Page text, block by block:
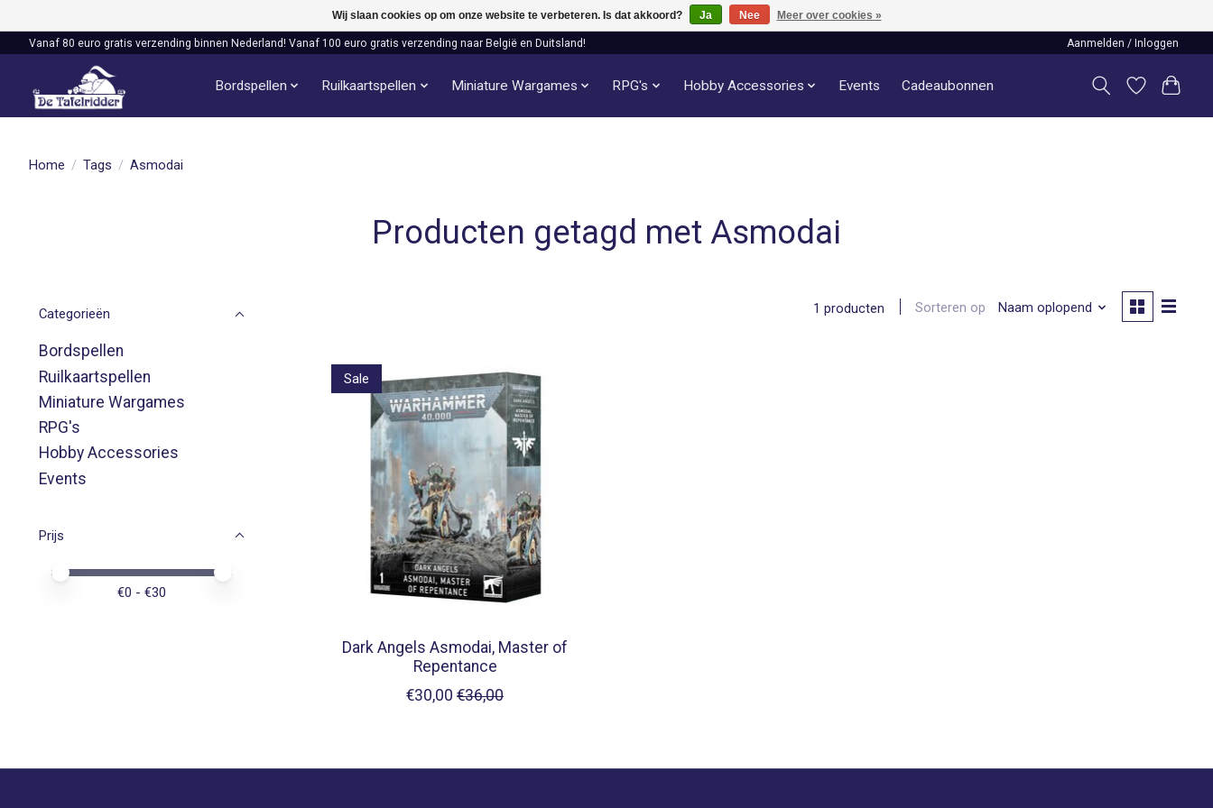
Vanaf 80 euro gratis verzending binnen Nederland! Vanaf 100 euro gratis verzending naar België en Duitsland! Aanmelden / Inloggen
Bordspellen Ruilkaartspellen Miniature Wargames RPG's Hobby Accessories Events Cadeaubonnen
Home / Tags / Asmodai
Producten getagd met Asmodai
Categorieën
Bordspellen
Ruilkaartspellen
Miniature Wargames
RPG's
Hobby Accessories
Events
Prijs
Minimale prijswaarde
Price maximum value
€0 - €30
1 producten Sorteren op Naam oplopend
Sale
Dark Angels Asmodai, Master of
Repentance
€30,00 €36,00
Wij slaan cookies op om onze website te verbeteren. Is dat akkoord? Ja Nee Meer over cookies »